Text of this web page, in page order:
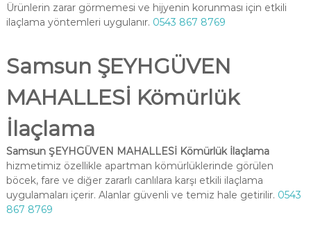
Ürünlerin zarar görmemesi ve hijyenin korunması için etkili
ilaçlama yöntemleri uygulanır. 0543 867 8769
Samsun ŞEYHGÜVEN
MAHALLESİ Kömürlük
İlaçlama
Samsun ŞEYHGÜVEN MAHALLESİ Kömürlük İlaçlama
hizmetimiz özellikle apartman kömürlüklerinde görülen
böcek, fare ve diğer zararlı canlılara karşı etkili ilaçlama
uygulamaları içerir. Alanlar güvenli ve temiz hale getirilir. 0543
867 8769